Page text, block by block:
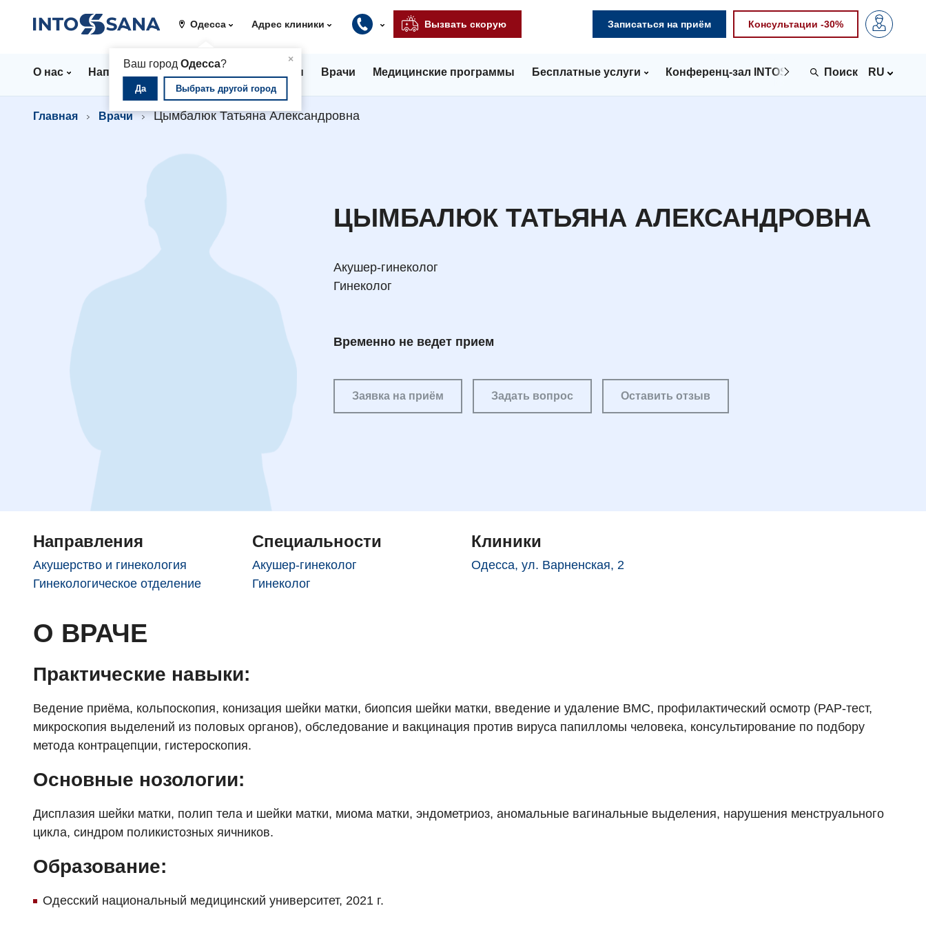
Одесса
×
Ваш город Одесса?
Да Выбрать другой город
Адрес клиники Вызвать скорую Записаться на приём Консультации -30%
О нас Направления Стационар Цены Врачи Медицинские программы Бесплатные услуги Конференц-зал INTOSPACE Контакты
RU
Главная Врачи Цымбалюк Татьяна Александровна
ЦЫМБАЛЮК ТАТЬЯНА АЛЕКСАНДРОВНА
Акушер-гинеколог
Гинеколог
Временно не ведет прием
Заявка на приём Задать вопрос Оставить отзыв
Направления
Акушерство и гинекология
Гинекологическое отделение
Специальности
Акушер-гинеколог
Гинеколог
Клиники
Одесса, ул. Варненская, 2
О ВРАЧЕ
Практические навыки:
Ведение приёма, кольпоскопия, конизация шейки матки, биопсия шейки матки, введение и удаление ВМС, профилактический осмотр (PAP-тест,
микроскопия выделений из половых органов), обследование и вакцинация против вируса папилломы человека, консультирование по подбору
метода контрацепции, гистероскопия.
Основные нозологии:
Дисплазия шейки матки, полип тела и шейки матки, миома матки, эндометриоз, аномальные вагинальные выделения, нарушения менструального
цикла, синдром поликистозных яичников.
Образование:
Одесский национальный медицинский университет, 2021 г.